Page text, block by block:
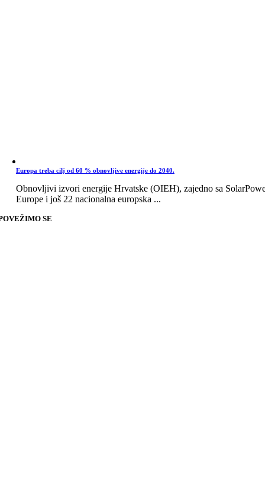
Europa treba cilj od 60 % obnovljive energije do 2040.
Obnovljivi izvori energije Hrvatske (OIEH), zajedno sa
Europe i još 22 nacionalna europska ...
SE